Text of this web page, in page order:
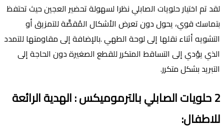
لقد تم اختيار حلويات الصابلي نظرا لسهولة تحضير العجين حيث تحتفظ
بتماسك قوي، يحول دون تعرض الأشكال المُقصَّة للتمزيق أو
التشويه أثناء نقلها إلى لوحة الطهي .باﻹضافة إلى مقاومتها للتمدد
الذي يؤدي إلى التساقط المتكرر للقطع الصغيرة دون الحاجة إلى
التبريد بشكل متكرر.
2حلويات الصابلي بالترموميكس:الهدية الرائعة
للاطفال: